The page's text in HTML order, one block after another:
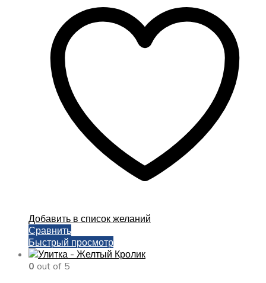
–
450,00 ₽
вариаций.
Опции
можно
выбрать
на
странице
товара.
Добавить в список желаний
Сравнить
Быстрый просмотр
0 out of 5